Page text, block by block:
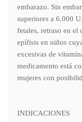
embarazo. Sin
superiores a 6.000
fetales, retraso en el
epífisis en niños
excesivas de
medicamento está
mujeres con
INDICACIONES